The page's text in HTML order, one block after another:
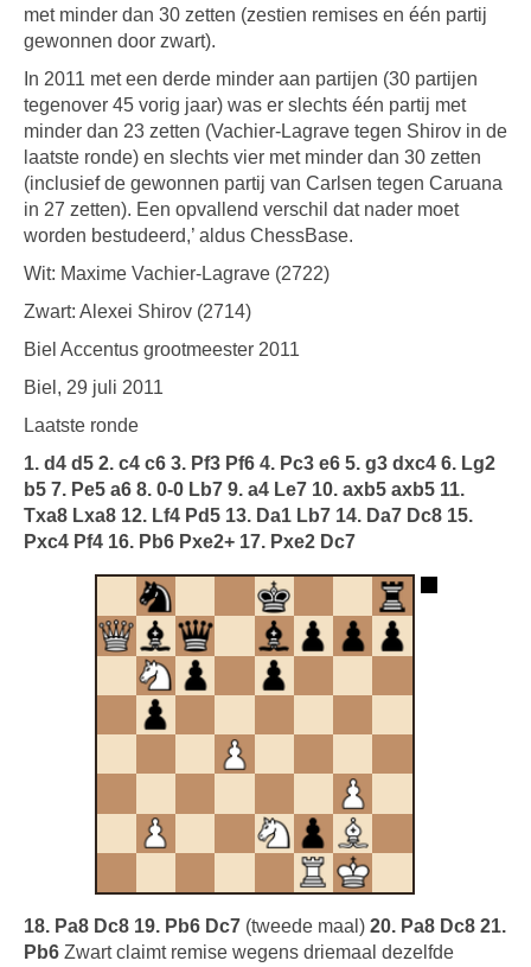
met minder dan 30 zetten (zestien remises en één partij
gewonnen door zwart).
In 2011 met een derde minder aan partijen (30 partijen
tegenover 45 vorig jaar) was er slechts één partij met
minder dan 23 zetten (Vachier-Lagrave tegen Shirov in de
laatste ronde) en slechts vier met minder dan 30 zetten
(inclusief de gewonnen partij van Carlsen tegen Caruana
in 27 zetten). Een opvallend verschil dat nader moet
worden bestudeerd,’ aldus ChessBase.
Wit: Maxime Vachier-Lagrave (2722)
Zwart: Alexei Shirov (2714)
Biel Accentus grootmeester 2011
Biel, 29 juli 2011
Laatste ronde
1. d4 d5 2. c4 c6 3. Pf3 Pf6 4. Pc3 e6 5. g3 dxc4 6. Lg2
b5 7. Pe5 a6 8. 0-0 Lb7 9. a4 Le7 10. axb5 axb5 11.
Txa8 Lxa8 12. Lf4 Pd5 13. Da1 Lb7 14. Da7 Dc8 15.
Pxc4 Pf4 16. Pb6 Pxe2+ 17. Pxe2 Dc7
18. Pa8 Dc8 19. Pb6 Dc7 (tweede maal) 20. Pa8 Dc8 21.
Pb6 Zwart claimt remise wegens driemaal dezelfde